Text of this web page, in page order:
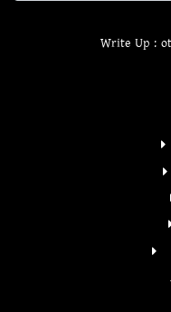
Write Up :